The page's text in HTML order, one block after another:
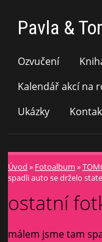
Pavla &
Ozvučení
Kalendář akcí na
Ukázky
Úvod » Fotoalbum »
spadli auto se drželo
ostatní
málem jsme tam